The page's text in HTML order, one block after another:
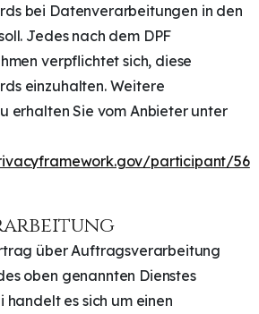
bei Datenverarbeitungen in den
Jedes nach dem DPF
verpflichtet sich, diese
einzuhalten. Weitere
erhalten Sie vom Anbieter unter
participant/56
über Auftragsverarbeitung
oben genannten Dienstes
handelt es sich um einen